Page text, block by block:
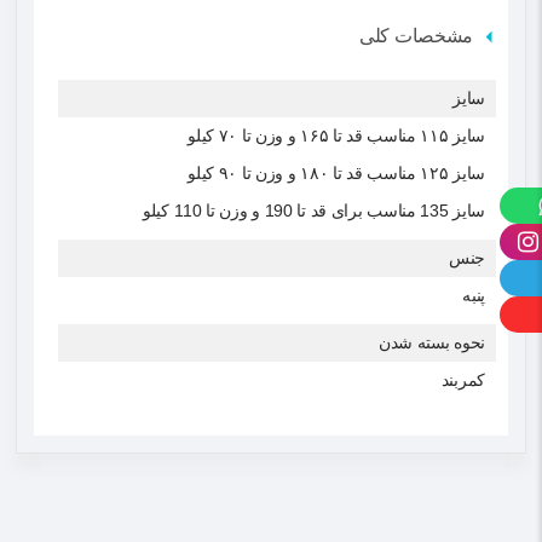
مشخصات کلی
سایز
سایز ۱۱۵ مناسب قد تا ۱۶۵ و وزن تا ۷۰ کیلو
سایز ۱۲۵ مناسب قد تا ۱۸۰ و وزن تا ۹۰ کیلو
سایز 135 مناسب برای قد تا 190 و وزن تا 110 کیلو
جنس
پنبه
نحوه بسته شدن
کمربند